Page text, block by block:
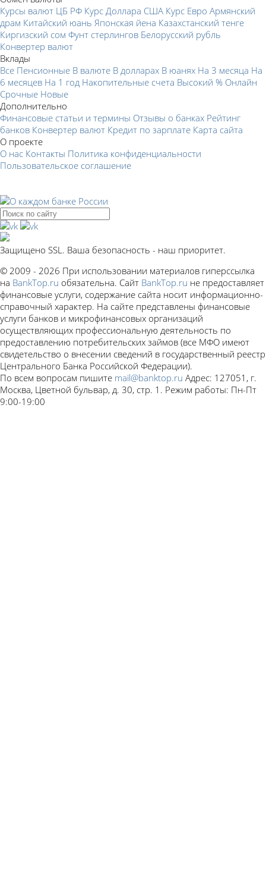
Курсы валют ЦБ РФ Курс Доллара США Курс Евро Армянский
драм Китайский юань Японская йена Казахстанский тенге
Киргизский сом Фунт стерлингов Белорусский рубль
Конвертер валют
Вклады
Все Пенсионные В валюте В долларах В юанях На 3 месяца На
6 месяцев На 1 год Накопительные счета Высокий % Онлайн
Срочные Новые
Дополнительно
Финансовые статьи и термины Отзывы о банках Рейтинг
банков Конвертер валют Кредит по зарплате Карта сайта
О проекте
О нас Контакты Политика конфиденциальности
Пользовательское соглашение
Защищено SSL. Ваша безопасность - наш приоритет.
© 2009 - 2026 При использовании материалов гиперссылка
на BankTop.ru обязательна. Сайт BankTop.ru не предоставляет
финансовые услуги, содержание сайта носит информационно-
справочный характер. На сайте представлены финансовые
услуги банков и микрофинансовых организаций
осуществляющих профессиональную деятельность по
предоставлению потребительских займов (все МФО имеют
свидетельство о внесении сведений в государственный реестр
Центрального Банка Российской Федерации).
По всем вопросам пишите mail@banktop.ru Адрес: 127051, г.
Москва, Цветной бульвар, д. 30, стр. 1. Режим работы: Пн-Пт
9:00-19:00